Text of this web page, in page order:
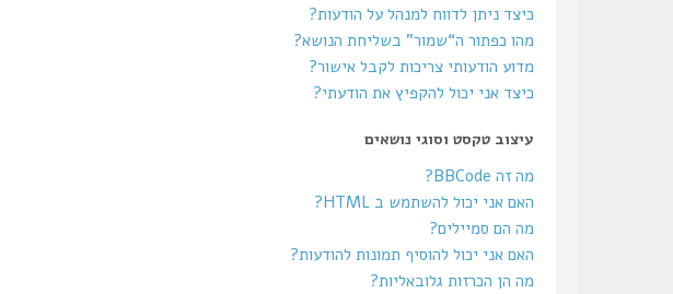
כיצד ניתן לדווח למנהל על הודעות?
מהו כפתור ה“שמור” בשליחת הנושא?
מדוע הודעותי צריכות לקבל אישור?
כיצד אני יכול להקפיץ את הודעתי?
עיצוב טקסט וסוגי נושאים
מה זה BBCode?
האם אני יכול להשתמש ב HTML?
מה הם סמיילים?
האם אני יכול להוסיף תמונות להודעות?
מה הן הכרזות גלובאליות?